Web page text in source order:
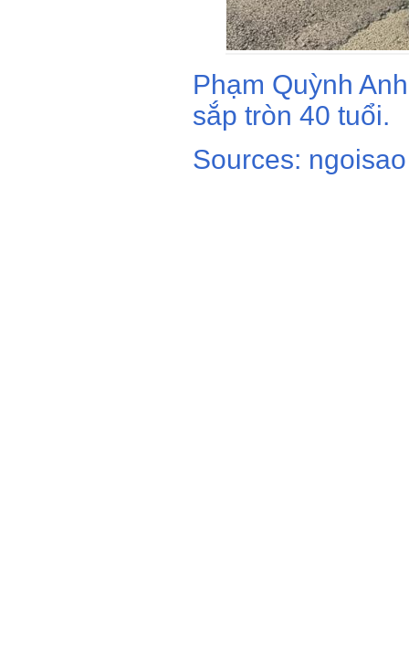
Phạm Quỳnh
sắp tròn 40 tuổi.
Sources: ngoisao